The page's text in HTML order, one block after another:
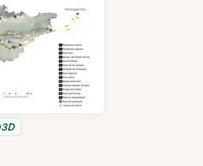
3D